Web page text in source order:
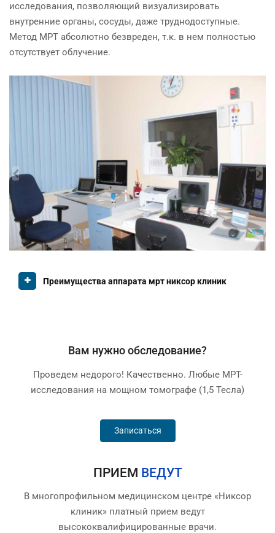
исследования, позволяющий визуализировать
внутренние органы, сосуды, даже труднодоступные.
Метод МРТ абсолютно безвреден, т.к. в нем полностью
отсутствует облучение.
Преимущества аппарата мрт никсор клиник
Вам нужно обcледование?
Проведем недорого! Качественно. Любые МРТ-
исследования на мощном томографе (1,5 Тесла)
Записаться
ПРИЕМ ВЕДУТ
В многопрофильном медицинском центре «Никсор
клиник» платный прием ведут
высококвалифицированные врачи.